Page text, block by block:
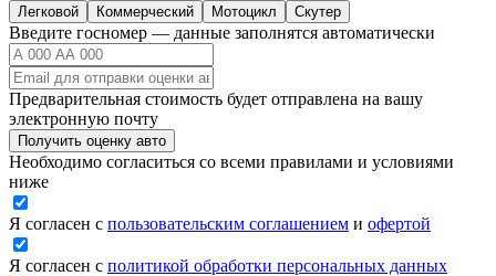
Легковой Коммерческий Мотоцикл Скутер
Введите госномер — данные заполнятся автоматически
Предварительная стоимость будет отправлена на вашу
электронную почту
Получить оценку авто
Необходимо согласиться со всеми правилами и условиями
ниже
Я согласен с пользовательским соглашением и офертой
Я согласен с политикой обработки персональных данных